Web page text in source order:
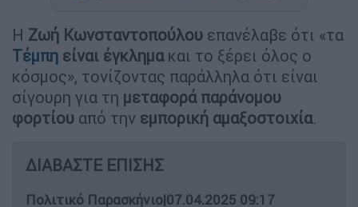
Η Ζωή Κωνσταντοπούλου επανέλαβε ότι «τα
Τέμπη είναι έγκλημακαι το ξέρει όλος ο
κόσμος», τονίζοντας παράλληλα ότι είναι
σίγουρη για τη μεταφορά παράνομου
φορτίου από την εμπορική αμαξοστοιχία.
ΔΙΑΒΑΣΤΕ ΕΠΙΣΗΣ
Πολιτικό Παρασκήνιο|07.04.2025 09:17